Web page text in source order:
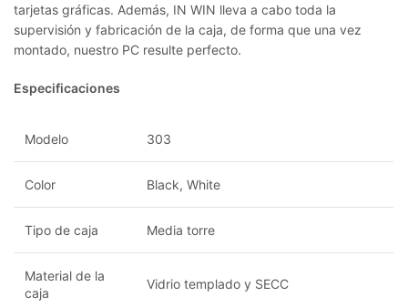
tarjetas gráficas. Además, IN WIN lleva a cabo toda la
supervisión y fabricación de la caja, de forma que una vez
montado, nuestro PC resulte perfecto.
Especificaciones
Modelo 303
Color Black, White
Tipo de caja Media torre
Material de la
caja
Vidrio templado y SECC